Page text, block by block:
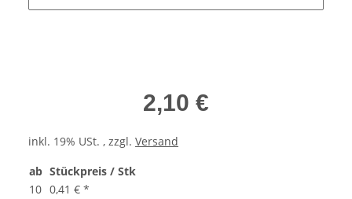
2,10 €
inkl. 19% USt. , zzgl. Versand
ab Stückpreis / Stk
10 0,41 € *